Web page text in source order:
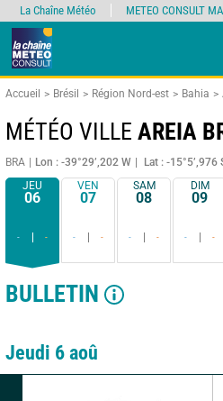
Accueil Brésil Région Nord-est Bahia
MÉTÉO VILLE AREIA
BRA Lon : -39°29’,202 W Lat : -15°5’,976
JEU
06
- -
VEN
07
- -
SAM
08
- -
DIM
09
- -
BULLETIN
Jeudi 6 aoû
La Chaîne Météo METEO CONSULT